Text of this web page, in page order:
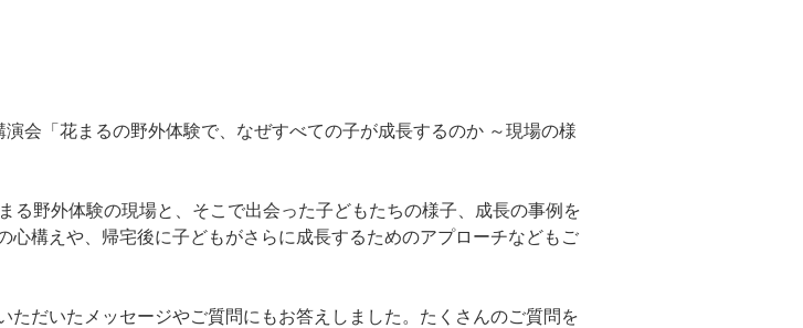
会「花まるの野外体験で、なぜすべての子が成長するのか ～現場の様
野外体験の現場と、そこで出会った子どもたちの様子、成長の事例を
構えや、帰宅後に子どもがさらに成長するためのアプローチなどもご
だいたメッセージやご質問にもお答えしました。たくさんのご質問を